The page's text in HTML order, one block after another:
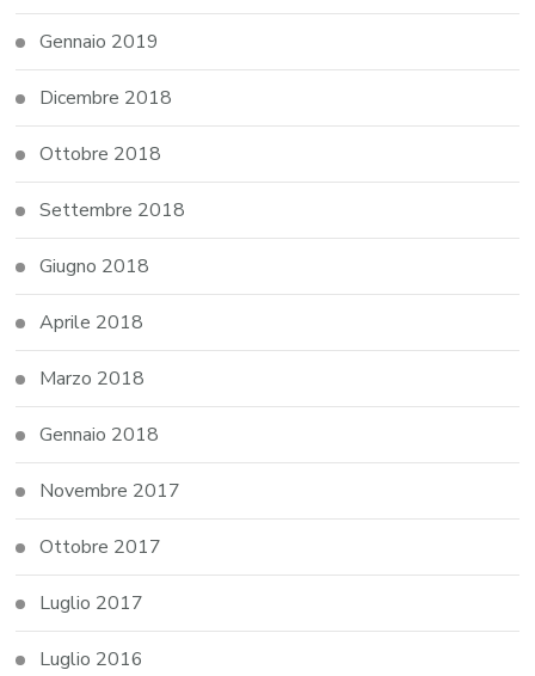
Gennaio 2019
Dicembre 2018
Ottobre 2018
Settembre 2018
Giugno 2018
Aprile 2018
Marzo 2018
Gennaio 2018
Novembre 2017
Ottobre 2017
Luglio 2017
Luglio 2016